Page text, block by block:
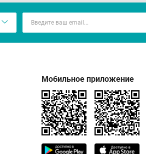
Мобильное приложение